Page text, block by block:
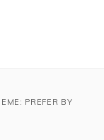
PREFER BY